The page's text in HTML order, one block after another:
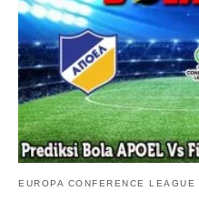
EUROPA CONFERENCE LEAGUE